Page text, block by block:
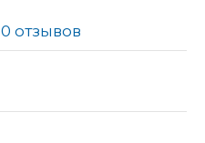
0 отзывов